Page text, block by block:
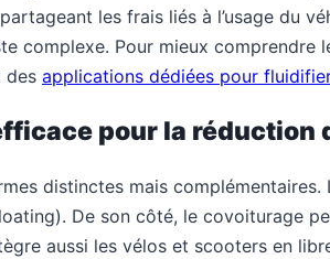
les frais liés à l’usage du
complexe. Pour mieux
des applications dédiées pour
pour la réduction
distinctes mais
De son côté, le covoiturage
aussi les vélos et scooters en